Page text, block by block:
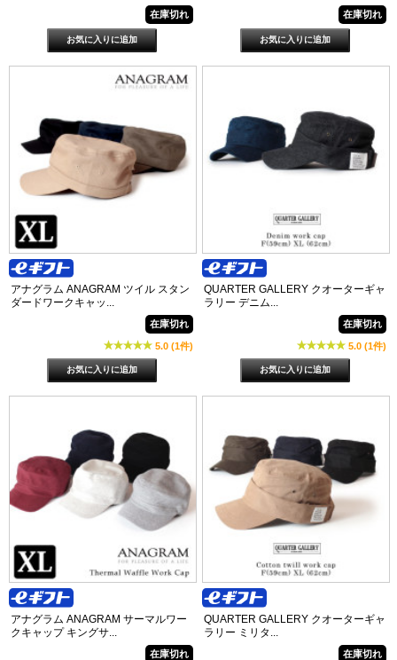
在庫切れ 在庫切れ
アナグラム ANAGRAM ツイル スタン
ダードワークキャッ...
在庫切れ
5.0 (1件)
QUARTER GALLERY クオーターギャ
ラリー デニム...
在庫切れ
5.0 (1件)
アナグラム ANAGRAM サーマルワー
クキャップ キングサ...
在庫切れ
QUARTER GALLERY クオーターギャ
ラリー ミリタ...
在庫切れ